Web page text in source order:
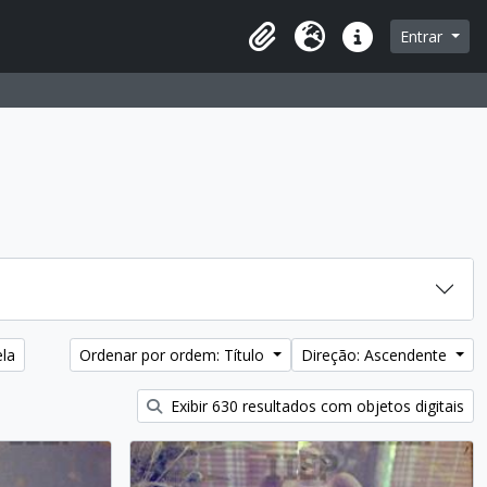
Área de transferência
Idioma Ligações rápidas
Entrar
Ordenar por ordem: Título Direção: Ascendente
Exibir 630 resultados com objetos digitais